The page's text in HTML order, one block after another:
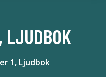
LJUDBOK
1, Ljudbok